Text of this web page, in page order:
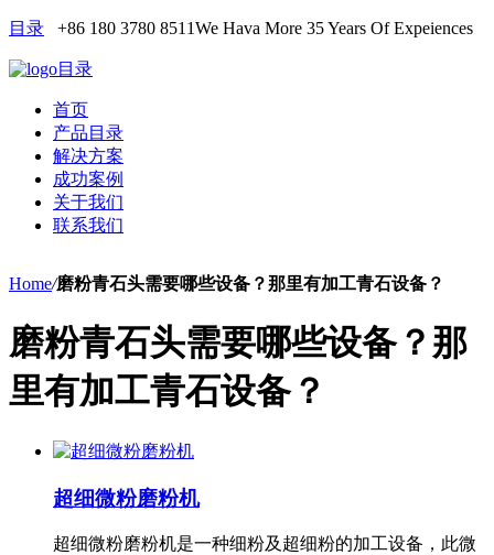
目录 +86 180 3780 8511We Hava More 35 Years Of Expeiences
目录
首页
产品目录
解决方案
成功案例
关于我们
联系我们
Home/磨粉青石头需要哪些设备？那里有加工青石设备？
磨粉青石头需要哪些设备？那
里有加工青石设备？
超细微粉磨粉机
超细微粉磨粉机是一种细粉及超细粉的加工设备，此微